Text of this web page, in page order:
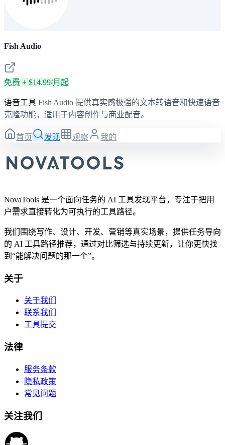
Fish Audio
免费 + $14.99/月起
语音工具 Fish Audio 提供真实感极强的文本转语音和快速语音
克隆功能，适用于内容创作与商业配音。
首页 发现 观察 我的
NovaTools 是一个面向任务的 AI 工具发现平台，专注于把用
户需求直接转化为可执行的工具路径。
我们围绕写作、设计、开发、营销等真实场景，提供任务导向
的 AI 工具路径推荐，通过对比筛选与持续更新，让你更快找
到“能解决问题的那一个”。
关于
关于我们
联系我们
工具提交
法律
服务条款
隐私政策
常见问题
关注我们